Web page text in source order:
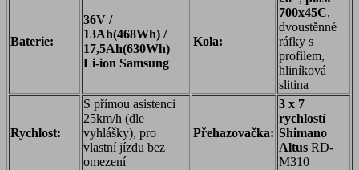
Baterie:
36V /
13Ah(468Wh) /
17,5Ah(630Wh)
Li-ion Samsung
Kola:
700x45C,
dvoustěnné
ráfky s
profilem,
hliníková
slitina
Rychlost:
S přímou asistenci
25km/h (dle
vyhlášky), pro
vlastní jízdu bez
omezení
Přehazovačka:
3 x 7
rychlostí
Shimano
Altus RD-
M310